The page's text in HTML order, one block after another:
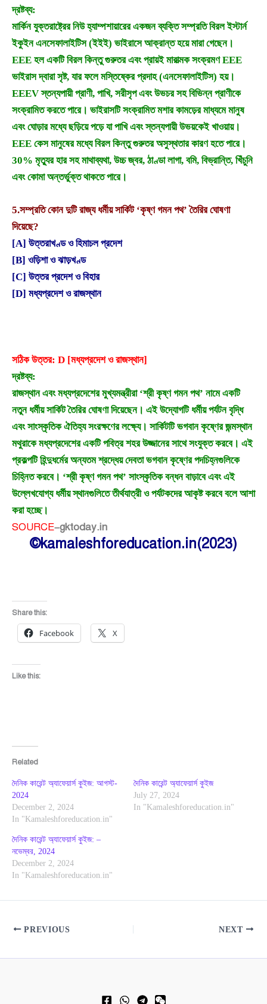
দ্রষ্টব্য:
মার্কিন যুক্তরাষ্ট্রের নিউ হ্যাম্পশায়ারের একজন ব্যক্তি সম্প্রতি বিরল ইস্টার্ন
ইকুইন এনসেফালাইটিস (ইইই) ভাইরাসে আক্রান্ত হয়ে মারা গেছেন।
EEE হল একটি বিরল কিন্তু গুরুতর এবং প্রায়ই মারাত্মক সংক্রমণ EEE
ভাইরাস দ্বারা সৃষ্ট, যার ফলে মস্তিষ্কের প্রদাহ (এনসেফালাইটিস) হয়।
EEEV স্তন্যপায়ী প্রাণী, পাখি, সরীসৃপ এবং উভচর সহ বিভিন্ন প্রাণীকে
সংক্রামিত করতে পারে। ভাইরাসটি সংক্রামিত মশার কামড়ের মাধ্যমে মানুষ
এবং ঘোড়ার মধ্যে ছড়িয়ে পড়ে যা পাখি এবং স্তন্যপায়ী উভয়কেই খাওয়ায়।
EEE কেস মানুষের মধ্যে বিরল কিন্তু গুরুতর অসুস্থতার কারণ হতে পারে।
30% মৃত্যুর হার সহ মাথাব্যথা, উচ্চ জ্বর, ঠাণ্ডা লাগা, বমি, বিভ্রান্তি, খিঁচুনি
এবং কোমা অন্তর্ভুক্ত থাকতে পারে।
5.সম্প্রতি কোন দুটি রাজ্য ধর্মীয় সার্কিট ‘কৃষ্ণ গমন পথ’ তৈরির ঘোষণা
দিয়েছে?
[A] উত্তরাখণ্ড ও হিমাচল প্রদেশ
[B] ওড়িশা ও ঝাড়খণ্ড
[C] উত্তর প্রদেশ ও বিহার
[D] মধ্যপ্রদেশ ও রাজস্থান
সঠিক উত্তর: D [মধ্যপ্রদেশ ও রাজস্থান]
দ্রষ্টব্য:
রাজস্থান এবং মধ্যপ্রদেশের মুখ্যমন্ত্রীরা ‘শ্রী কৃষ্ণ গমন পথ’ নামে একটি
নতুন ধর্মীয় সার্কিট তৈরির ঘোষণা দিয়েছেন। এই উদ্যোগটি ধর্মীয় পর্যটন বৃদ্ধি
এবং সাংস্কৃতিক ঐতিহ্য সংরক্ষণের লক্ষ্যে। সার্কিটটি ভগবান কৃষ্ণের জন্মস্থান
মথুরাকে মধ্যপ্রদেশের একটি পবিত্র শহর উজ্জানের সাথে সংযুক্ত করবে। এই
প্রকল্পটি হিন্দুধর্মের অন্যতম শ্রদ্ধেয় দেবতা ভগবান কৃষ্ণের পদচিহ্নগুলিকে
চিহ্নিত করবে। ‘শ্রী কৃষ্ণ গমন পথ’ সাংস্কৃতিক বন্ধন বাড়াবে এবং এই
উল্লেখযোগ্য ধর্মীয় স্থানগুলিতে তীর্থযাত্রী ও পর্যটকদের আকৃষ্ট করবে বলে আশা
করা হচ্ছে।
SOURCE–gktoday.in
©kamaleshforeducation.in(2023)
Share this:
Facebook X
Like this:
Related
দৈনিক কারেন্ট অ্যাফেয়ার্স কুইজ: আগস্ট-
2024
December 2, 2024
In "Kamaleshforeducation.in"
দৈনিক কারেন্ট অ্যাফেয়ার্স কুইজ
July 27, 2024
In "Kamaleshforeducation.in"
দৈনিক কারেন্ট অ্যাফেয়ার্স কুইজ: –
নভেম্বর, 2024
December 2, 2024
In "Kamaleshforeducation.in"
PREVIOUS NEXT